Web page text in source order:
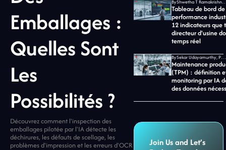
Emballages :
Quelles Sont
Les
Possibilités ?
Découvrez comment l'inspection des
emballages pilotée par l'IA détecte les
déchirures, les défauts de scellage, les
problèmes d'impression et les erreurs d'OCR
By Shwetha T Ramakrishnan, CMO
Tableau de bord de
performance
12 indicateurs que
directeur d'usine
temps réel
By Sekar Udayamurthy, PDG de Jidoka Tech
Maintenance
(TPM) : définition
monitoring par IA
des données
Join Us and Let’s